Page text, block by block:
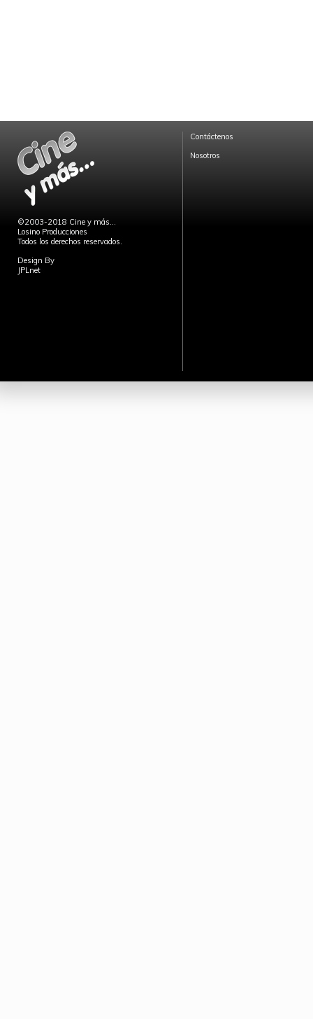
©2003-2018 Cine y más...
Losino Producciones
Todos los derechos reservados.
Design By
JPLnet
Contáctenos
Nosotros